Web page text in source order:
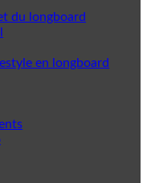
du longboard
en longboard